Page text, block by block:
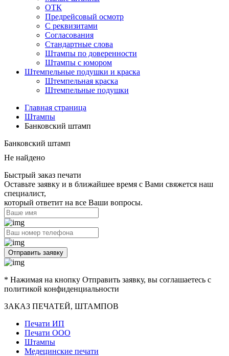
ОТК
Предрейсовый осмотр
С реквизитами
Согласования
Стандартные слова
Штампы по доверенности
Штампы с юмором
Штемпельные подушки и краска
Штемпельная краска
Штемпельные подушки
Главная страница
Штампы
Банковский штамп
Банковский штамп
Не найдено
Быстрый заказ печати
Оставьте заявку и в ближайшее время с Вами свяжется наш
специалист,
который ответит на все Ваши вопросы.
Отправить заявку
* Нажимая на кнопку Отправить заявку, вы соглашаетесь с
политикой конфиденциальности
ЗАКАЗ ПЕЧАТЕЙ, ШТАМПОВ
Печати ИП
Печати ООО
Штампы
Медецинские печати